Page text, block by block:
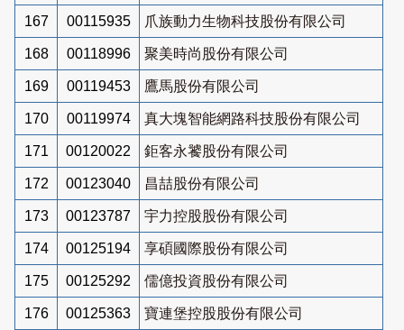
167 00115935 爪族動力生物科技股份有限公司
168 00118996 聚美時尚股份有限公司
169 00119453 鷹馬股份有限公司
170 00119974 真大塊智能網路科技股份有限公司
171 00120022 鉅客永饕股份有限公司
172 00123040 昌喆股份有限公司
173 00123787 宇力控股股份有限公司
174 00125194 享碩國際股份有限公司
175 00125292 儒億投資股份有限公司
176 00125363 寶連堡控股股份有限公司